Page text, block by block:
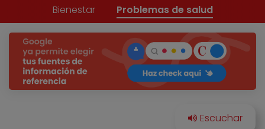
Bienestar Problemas de salud